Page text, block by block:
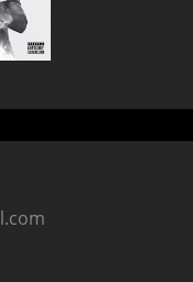
l.com